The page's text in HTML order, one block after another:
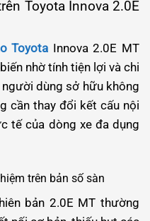
Toyota Innova 2.0E
Toyota Innova 2.0E MT
nhờ tính tiện lợi và chi
dùng sở hữu không
cần thay đổi kết cấu nội
tế của dòng xe đa dụng
trên bản số sàn
bản 2.0E MT thường